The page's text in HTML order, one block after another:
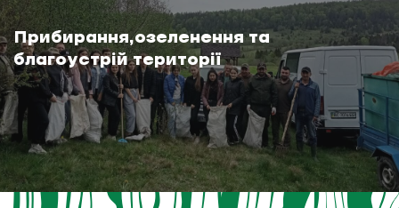
Прибирання,озеленення та
благоустрій території